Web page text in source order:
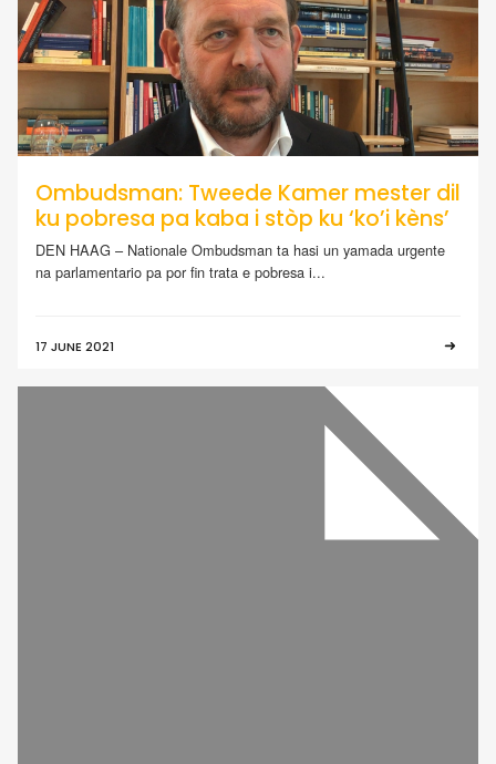
Ombudsman: Tweede Kamer mester dil
ku pobresa pa kaba i stòp ku ‘ko’i kèns’
DEN HAAG – Nationale Ombudsman ta hasi un yamada urgente
na parlamentario pa por fin trata e pobresa i...
17 JUNE 2021